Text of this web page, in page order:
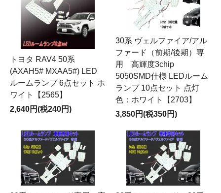
トヨタ RAV4 50系
(AXAH5# MXAA5#) LED
ルームランプ 6点セット ホ
ワイト【2565】
2,640円(税240円)
30系 ヴェルファイア/アル
ファード（前期/後期）専
用 高輝度3chip
5050SMD仕様 LEDルーム
ランプ 10点セット 点灯
色：ホワイト【2703】
3,850円(税350円)